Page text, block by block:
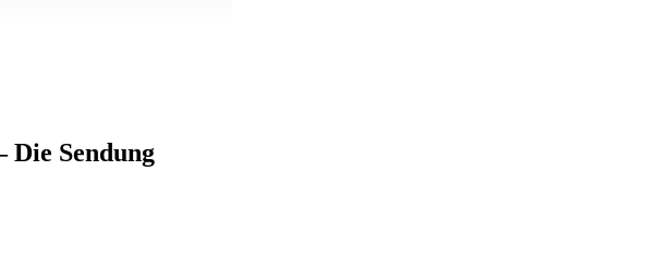
Die Sendung